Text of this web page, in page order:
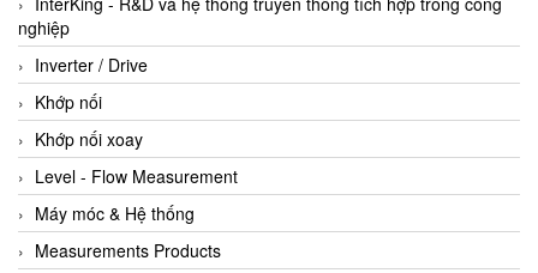
nghiệp
Inverter / Drive
Khớp nối
Khớp nối xoay
Level - Flow Measurement
Máy móc & Hệ thống
Measurements Products